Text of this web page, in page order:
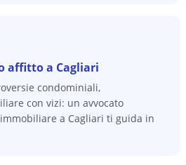
affitto a Cagliari
condominiali,
con vizi: un avvocato
a Cagliari ti guida in